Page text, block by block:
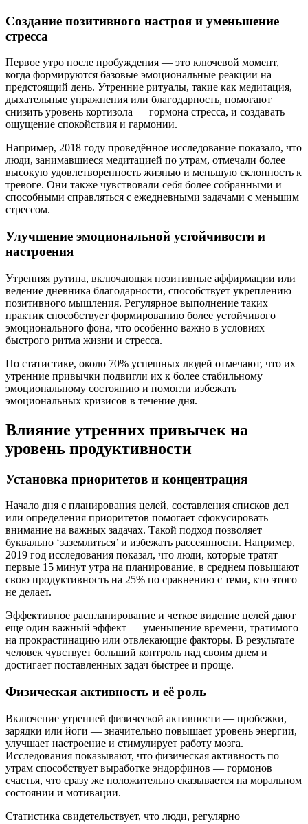
Создание позитивного настроя и уменьшение
стресса
Первое утро после пробуждения — это ключевой момент,
когда формируются базовые эмоциональные реакции на
предстоящий день. Утренние ритуалы, такие как медитация,
дыхательные упражнения или благодарность, помогают
снизить уровень кортизола — гормона стресса, и создавать
ощущение спокойствия и гармонии.
Например, 2018 году проведённое исследование показало, что
люди, занимавшиеся медитацией по утрам, отмечали более
высокую удовлетворенность жизнью и меньшую склонность к
тревоге. Они также чувствовали себя более собранными и
способными справляться с ежедневными задачами с меньшим
стрессом.
Улучшение эмоциональной устойчивости и
настроения
Утренняя рутина, включающая позитивные аффирмации или
ведение дневника благодарности, способствует укреплению
позитивного мышления. Регулярное выполнение таких
практик способствует формированию более устойчивого
эмоционального фона, что особенно важно в условиях
быстрого ритма жизни и стресса.
По статистике, около 70% успешных людей отмечают, что их
утренние привычки подвигли их к более стабильному
эмоциональному состоянию и помогли избежать
эмоциональных кризисов в течение дня.
Влияние утренних привычек на
уровень продуктивности
Установка приоритетов и концентрация
Начало дня с планирования целей, составления списков дел
или определения приоритетов помогает сфокусировать
внимание на важных задачах. Такой подход позволяет
буквально ‘заземлиться’ и избежать рассеянности. Например,
2019 год исследования показал, что люди, которые тратят
первые 15 минут утра на планирование, в среднем повышают
свою продуктивность на 25% по сравнению с теми, кто этого
не делает.
Эффективное распланирование и четкое видение целей дают
еще один важный эффект — уменьшение времени, тратимого
на прокрастинацию или отвлекающие факторы. В результате
человек чувствует больший контроль над своим днем и
достигает поставленных задач быстрее и проще.
Физическая активность и её роль
Включение утренней физической активности — пробежки,
зарядки или йоги — значительно повышает уровень энергии,
улучшает настроение и стимулирует работу мозга.
Исследования показывают, что физическая активность по
утрам способствует выработке эндорфинов — гормонов
счастья, что сразу же положительно сказывается на моральном
состоянии и мотивации.
Статистика свидетельствует, что люди, регулярно